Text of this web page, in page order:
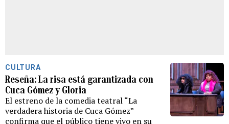
CULTURA
Reseña: La risa está garantizada con
Cuca Gómez y Gloria
El estreno de la comedia teatral “La
verdadera historia de Cuca Gómez”
confirma que el público tiene vivo en su